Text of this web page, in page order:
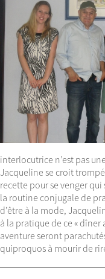
interlocutrice n’est pas
Jacqueline se croit
recette pour se venger
la routine conjugale de
d’être à la mode,
à la pratique de ce « dîner
aventure seront
quiproquos à mourir de